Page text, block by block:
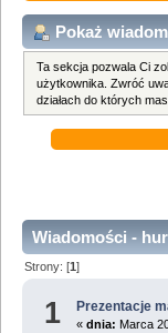
Pokaż
Ta sekcja pozwala Ci
użytkownika. Zwróć
działach do których
Wiadomości -
Strony: [1]
1 Prezentacje
«dnia: Marca